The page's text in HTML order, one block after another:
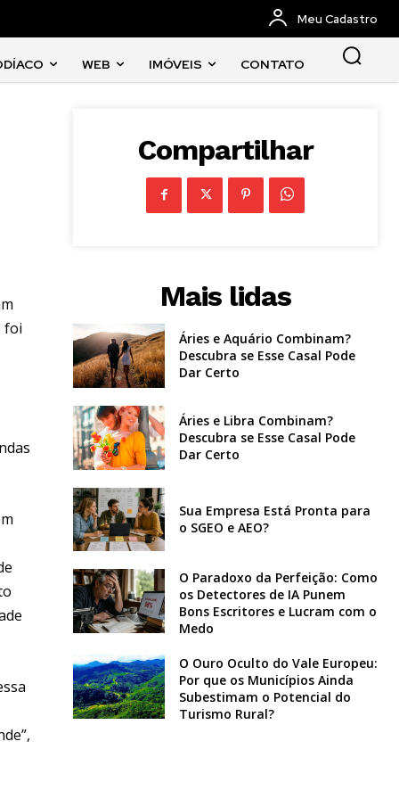
Meu Cadastro
WEB IMÓVEIS CONTATO
foi
Compartilhar
Mais lidas
Áries e Aquário Combinam?
Descubra se Esse Casal Pode
Dar Certo
Áries e Libra Combinam?
Descubra se Esse Casal Pode
Dar Certo
Sua Empresa Está Pronta para
o SGEO e AEO?
O Paradoxo da Perfeição: Como
os Detectores de IA Punem
Bons Escritores e Lucram com o
Medo
O Ouro Oculto do Vale Europeu:
Por que os Municípios Ainda
Subestimam o Potencial do
Turismo Rural?